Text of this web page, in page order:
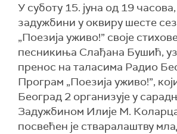
У суботу 15. јуна од 19
задужбини у оквиру шесте
„Поезија уживо!” своје
песникиња Слађана Бушић,
пренос на таласима Радио
Програм „Поезија уживо!”,
Београд 2 организује у
Задужбином Илије М.
посвећен је стваралаштву